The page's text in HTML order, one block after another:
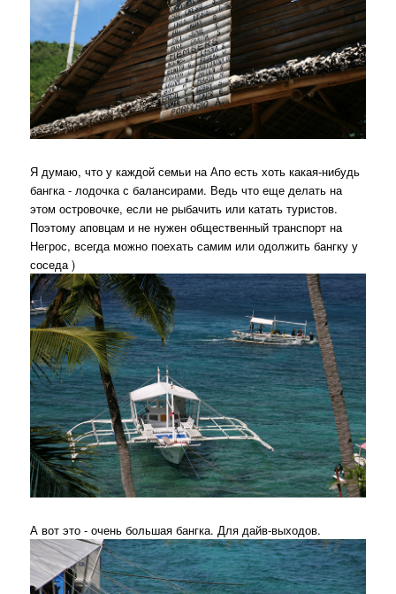
Я думаю, что у каждой семьи на Апо есть хоть какая-нибудь
бангка - лодочка с балансирами. Ведь что еще делать на
этом островочке, если не рыбачить или катать туристов.
Поэтому аповцам и не нужен общественный транспорт на
Негрос, всегда можно поехать самим или одолжить бангку у
соседа )
А вот это - очень большая бангка. Для дайв-выходов.